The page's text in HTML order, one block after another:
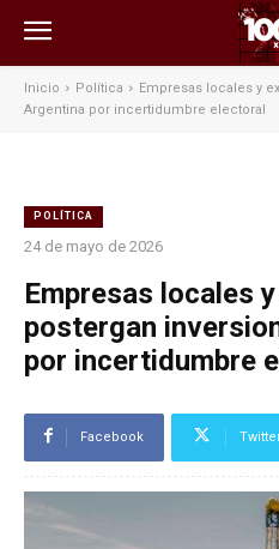
Inicio Política
Empresas locales y
Argentina por incertidumbre electoral
POLÍTICA
24 de mayo de 2026
Empresas locales
postergan
por incertidumbre
Facebook